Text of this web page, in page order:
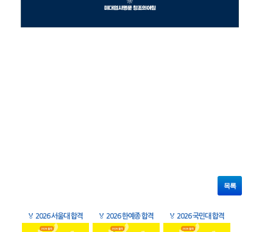
목록
🏅 2026 서울대 합격 🏅 2026 한예종 합격 🏅 2026 국민대 합격